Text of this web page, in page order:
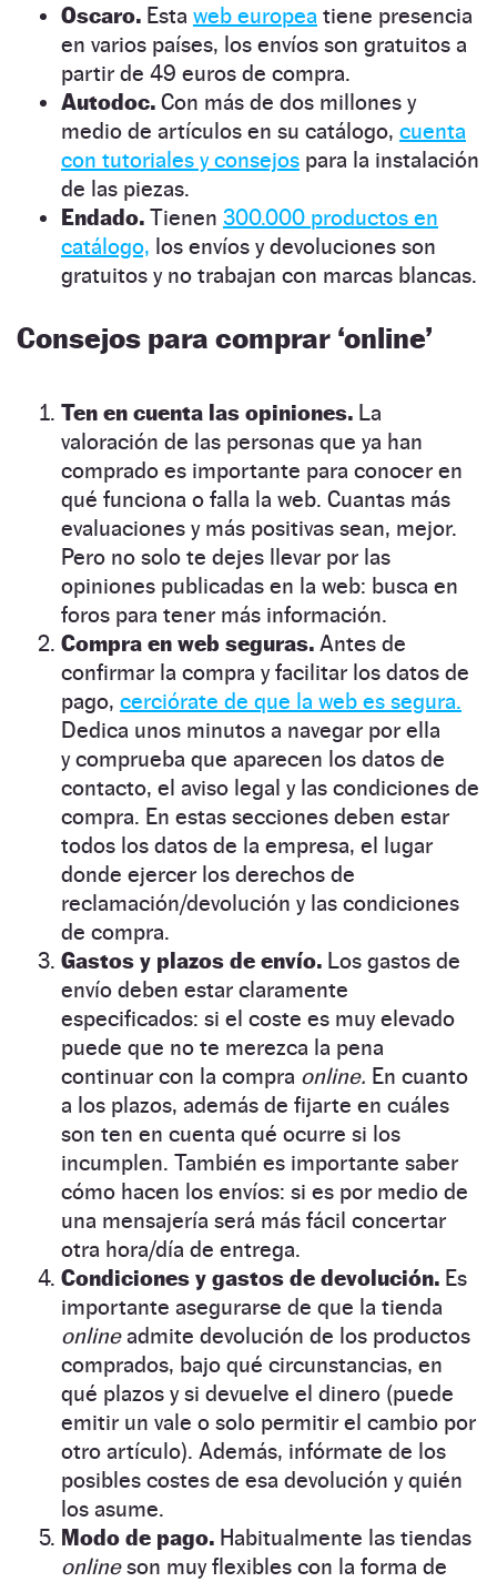
Oscaro. Esta web europea tiene presencia
en varios países, los envíos son gratuitos a
partir de 49 euros de compra.
Autodoc. Con más de dos millones y
medio de artículos en su catálogo, cuenta
con tutoriales y consejos para la instalación
de las piezas.
Endado. Tienen 300.000 productos en
catálogo, los envíos y devoluciones son
gratuitos y no trabajan con marcas blancas.
Consejos para comprar ‘online’
Ten en cuenta las opiniones. La
valoración de las personas que ya han
comprado es importante para conocer en
qué funciona o falla la web. Cuantas más
evaluaciones y más positivas sean, mejor.
Pero no solo te dejes llevar por las
opiniones publicadas en la web: busca en
foros para tener más información.
Compra en web seguras. Antes de
confirmar la compra y facilitar los datos de
pago, cerciórate de que la web es segura.
Dedica unos minutos a navegar por ella
y comprueba que aparecen los datos de
contacto, el aviso legal y las condiciones de
compra. En estas secciones deben estar
todos los datos de la empresa, el lugar
donde ejercer los derechos de
reclamación/devolución y las condiciones
de compra.
Gastos y plazos de envío. Los gastos de
envío deben estar claramente
especificados: si el coste es muy elevado
puede que no te merezca la pena
continuar con la compra online. En cuanto
a los plazos, además de fijarte en cuáles
son ten en cuenta qué ocurre si los
incumplen. También es importante saber
cómo hacen los envíos: si es por medio de
una mensajería será más fácil concertar
otra hora/día de entrega.
Condiciones y gastos de devolución. Es
importante asegurarse de que la tienda
onlineadmite devolución de los productos
comprados, bajo qué circunstancias, en
qué plazos y si devuelve el dinero (puede
emitir un vale o solo permitir el cambio por
otro artículo). Además, infórmate de los
posibles costes de esa devolución y quién
los asume.
Modo de pago. Habitualmente las tiendas
onlineson muy flexibles con la forma de